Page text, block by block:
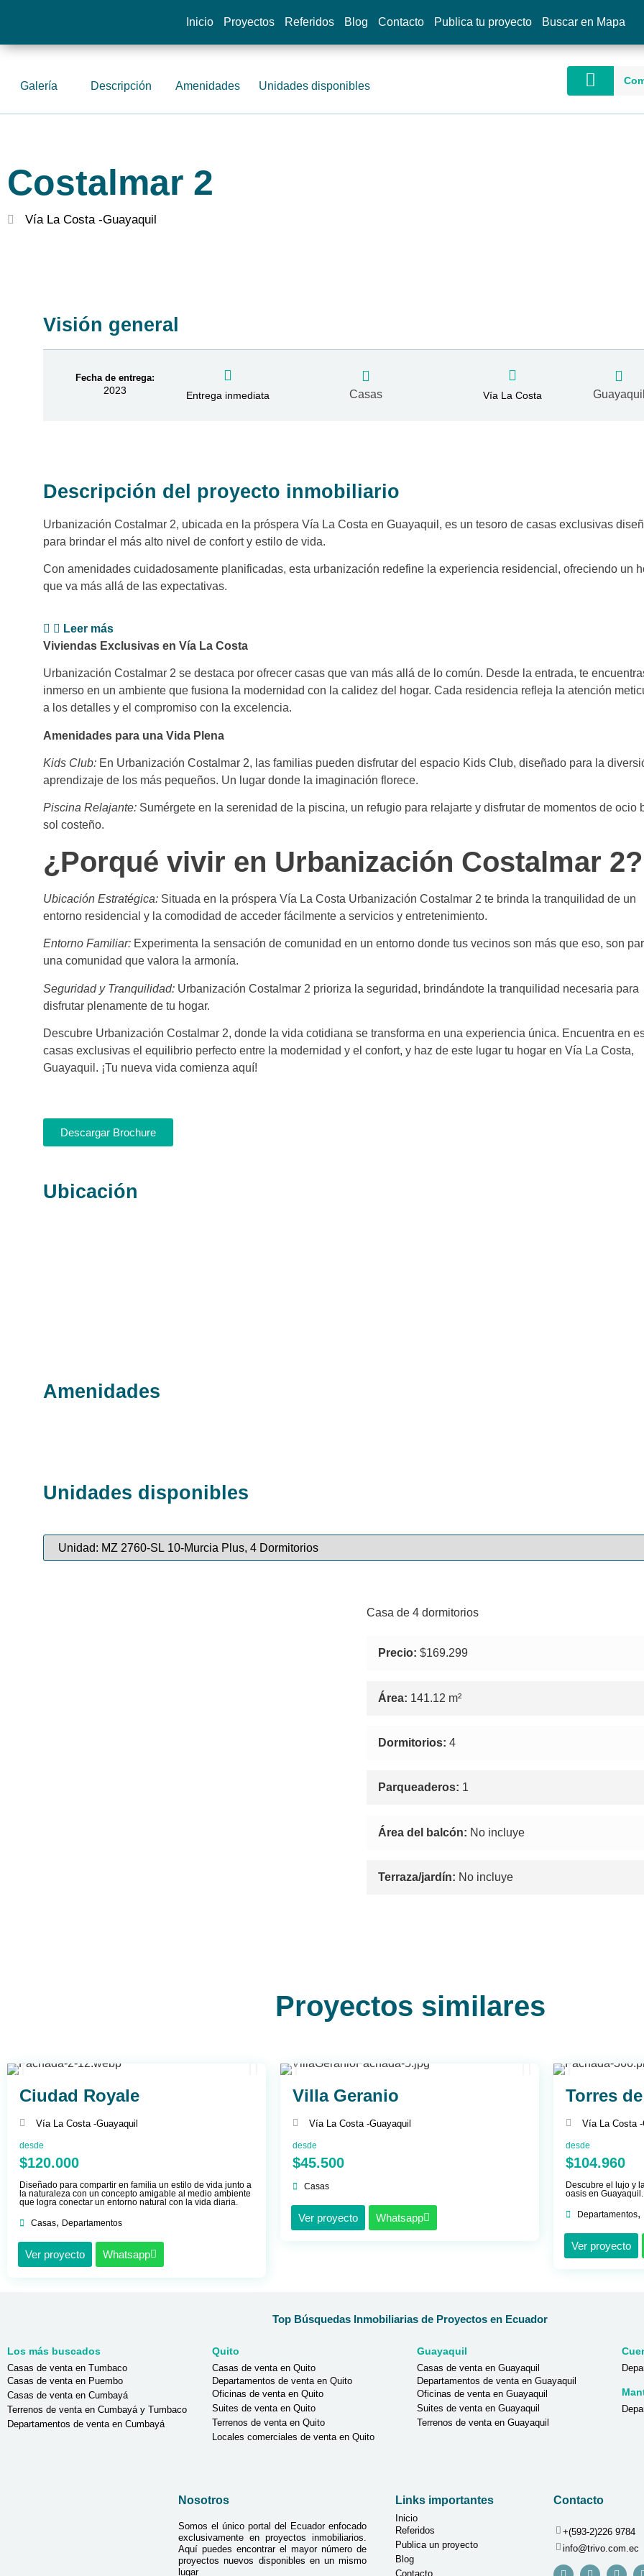
Inicio Proyectos Referidos Blog Contacto Publica tu proyecto Buscar en Mapa
Galería Descripción Amenidades Unidades disponibles
Costalmar 2
Vía La Costa -Guayaquil
Visión general
Fecha de entrega:
2023 Entrega inmediata Casas Vía La Costa
Descripción del proyecto inmobiliario
Urbanización Costalmar 2, ubicada en la próspera Vía La Costa en Guayaquil, es un tesoro de casas exclusivas
para brindar el más alto nivel de confort y estilo de vida.
Con amenidades cuidadosamente planificadas, esta urbanización redefine la experiencia residencial, ofreciendo un
que va más allá de las expectativas.
Leer más
Viviendas Exclusivas en Vía La Costa
Urbanización Costalmar 2 se destaca por ofrecer casas que van más allá de lo común. Desde la entrada, te
inmerso en un ambiente que fusiona la modernidad con la calidez del hogar. Cada residencia refleja la atención
a los detalles y el compromiso con la excelencia.
Amenidades para una Vida Plena
Kids Club: En Urbanización Costalmar 2, las familias pueden disfrutar del espacio Kids Club, diseñado para la
aprendizaje de los más pequeños. Un lugar donde la imaginación florece.
Piscina Relajante: Sumérgete en la serenidad de la piscina, un refugio para relajarte y disfrutar de momentos de ocio
sol costeño.
¿Porqué vivir en Urbanización Costalmar 2?
Ubicación Estratégica: Situada en la próspera Vía La Costa Urbanización Costalmar 2 te brinda la tranquilidad de un
entorno residencial y la comodidad de acceder fácilmente a servicios y entretenimiento.
Entorno Familiar: Experimenta la sensación de comunidad en un entorno donde tus vecinos son más que eso, son
una comunidad que valora la armonía.
Seguridad y Tranquilidad: Urbanización Costalmar 2 prioriza la seguridad, brindándote la tranquilidad necesaria para
disfrutar plenamente de tu hogar.
Descubre Urbanización Costalmar 2, donde la vida cotidiana se transforma en una experiencia única. Encuentra en
casas exclusivas el equilibrio perfecto entre la modernidad y el confort, y haz de este lugar tu hogar en Vía La Costa,
Guayaquil. ¡Tu nueva vida comienza aquí!
Descargar Brochure
Ubicación
Amenidades
Unidades disponibles
Casa de 4 dormitorios
Precio: $169.299
Área: 141.12 m²
Dormitorios: 4
Parqueaderos: 1
Área del balcón: No incluye
Terraza/jardín: No incluye
Proyectos similares
Ciudad Royale
Vía La Costa -Guayaquil
desde
$120.000
Diseñado para compartir en familia un estilo de vida junto a
la naturaleza con un concepto amigable al medio ambiente
que logra conectar un entorno natural con la vida diaria.
Casas, Departamentos
Ver proyecto Whatsapp
Villa Geranio
Vía La Costa -Guayaquil
desde
$45.500
Casas
Ver proyecto Whatsapp
Torres
Vía La Costa -
desde
$104.960
Descubre el lujo y
oasis en Guayaquil.
Departamentos,
Ver proyecto
Top Búsquedas Inmobiliarias de Proyectos en Ecuador
Los más buscados
Casas de venta en Tumbaco
Casas de venta en Puembo
Casas de venta en Cumbayá
Terrenos de venta en Cumbayá y Tumbaco
Departamentos de venta en Cumbayá
Quito
Casas de venta en Quito
Departamentos de venta en Quito
Oficinas de venta en Quito
Suites de venta en Quito
Terrenos de venta en Quito
Locales comerciales de venta en Quito
Guayaquil
Casas de venta en Guayaquil
Departamentos de venta en Guayaquil
Oficinas de venta en Guayaquil
Suites de venta en Guayaquil
Terrenos de venta en Guayaquil
Nosotros
Somos el único portal del Ecuador enfocado
exclusivamente en proyectos inmobiliarios.
Aquí puedes encontrar el mayor número de
proyectos nuevos disponibles en un mismo
lugar
Links importantes
Inicio
Referidos
Publica un proyecto
Blog
Contacto
Contacto
+(593-2)226 9784
info@trivo.com.ec